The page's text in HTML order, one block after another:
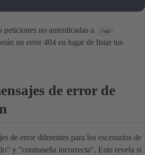
peticiones no autenticadas a
/wp-
un error 404 en lugar de listar tus
de error de
de error diferentes para los escenarios de
y "contraseña incorrecta". Esto revela si